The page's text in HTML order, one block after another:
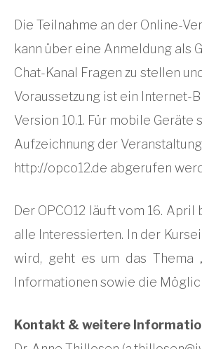
Die Teilnahme an der Online-
kann über eine Anmeldung als
Chat-Kanal Fragen zu stellen
Voraussetzung ist ein Internet-
Version 10.1. Für mobile
Aufzeichnung der
http://opco12.de abgerufen
Der OPCO12 läuft vom 16.
alle Interessierten. In der
wird, geht es um das Thema
Informationen sowie die
Kontakt & weitere